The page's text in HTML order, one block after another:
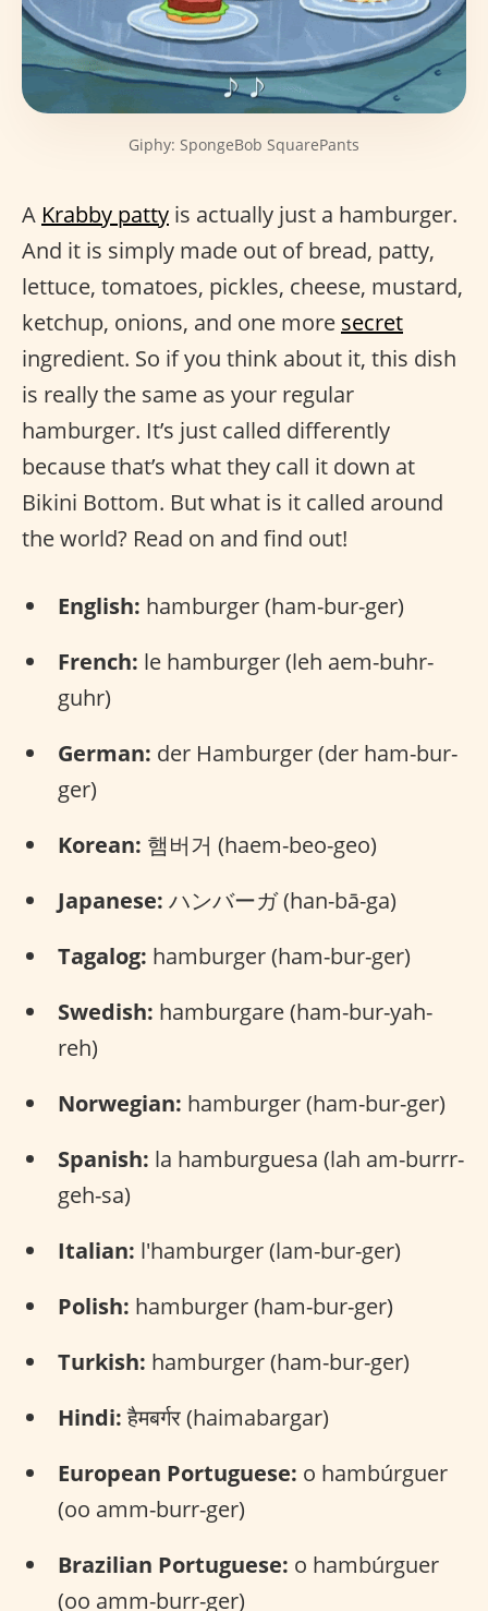
Giphy: SpongeBob SquarePants
A Krabby patty is actually just a hamburger.
And it is simply made out of bread, patty,
lettuce, tomatoes, pickles, cheese, mustard,
ketchup, onions, and one more secret
ingredient. So if you think about it, this dish
is really the same as your regular
hamburger. It’s just called differently
because that’s what they call it down at
Bikini Bottom. But what is it called around
the world? Read on and find out!
English: hamburger (ham-bur-ger)
French: le hamburger (leh aem-buhr-
guhr)
German: der Hamburger (der ham-bur-
ger)
Korean: 햄버거 (haem-beo-geo)
Japanese: ハンバーガ (han-bā-ga)
Tagalog: hamburger (ham-bur-ger)
Swedish: hamburgare (ham-bur-yah-
reh)
Norwegian: hamburger (ham-bur-ger)
Spanish: la hamburguesa (lah am-burrr-
geh-sa)
Italian: l'hamburger (lam-bur-ger)
Polish: hamburger (ham-bur-ger)
Turkish: hamburger (ham-bur-ger)
Hindi:हैमबर्गर (haimabargar)
European Portuguese: o hambúrguer
(oo amm-burr-ger)
Brazilian Portuguese: o hambúrguer
(oo amm-burr-ger)